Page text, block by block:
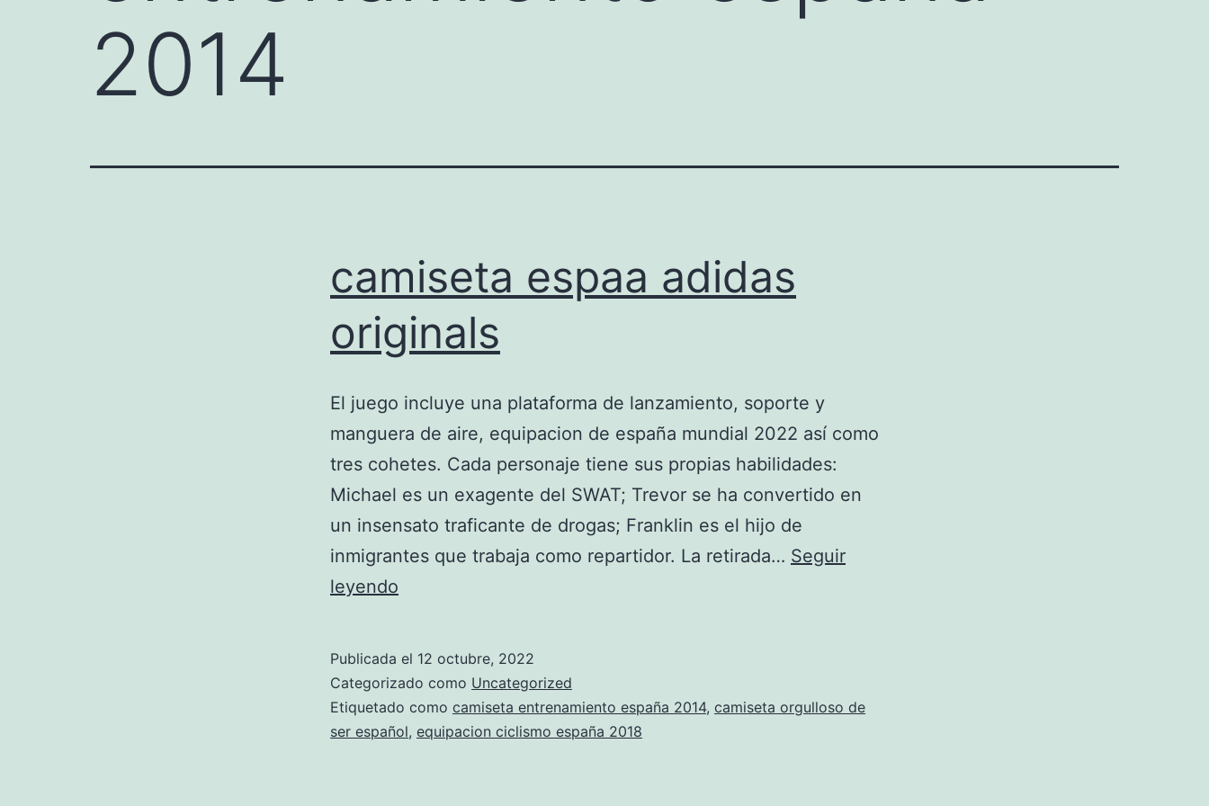
2014
camiseta espaa adidas
originals
El juego incluye una plataforma de lanzamiento, soporte y
manguera de aire, equipacion de españa mundial 2022 así como
tres cohetes. Cada personaje tiene sus propias habilidades:
Michael es un exagente del SWAT; Trevor se ha convertido en
un insensato traficante de drogas; Franklin es el hijo de
inmigrantes que trabaja como repartidor. La retirada… Seguir
leyendo
originals
Publicada el 12 octubre, 2022
Categorizado como Uncategorized
Etiquetado como camiseta entrenamiento españa 2014, camiseta orgulloso de
ser español, equipacion ciclismo españa 2018